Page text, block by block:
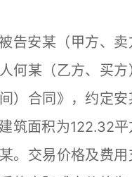
安某（甲方、卖
何某（乙方、买
）合同》，约定安
筑面积为122.32
。交易价格及费